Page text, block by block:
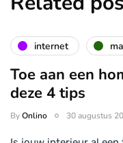
internet
Toe aan een
deze 4 tips
ByOnlino 30 augustus